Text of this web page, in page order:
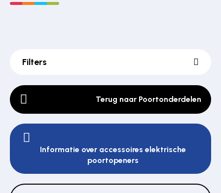
Kluizen
Poortonderdelen
Pulsgevers
Sloten
Filters
Terug naar Poortonderdelen
Informatie over accessoires elektrische
poortopeners